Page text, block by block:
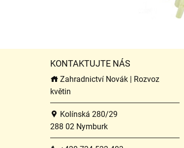
KONTAKTUJTE NÁS
Zahradnictví Novák | Rozvoz
květin
Kolínská 280/29
288 02 Nymburk